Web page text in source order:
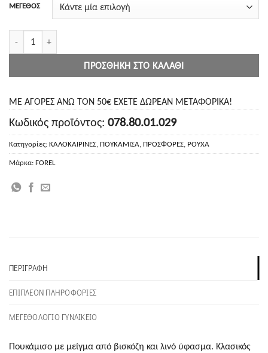
ΜΕΓΕΘΟΣ
ΠΡΟΣΘΉΚΗ ΣΤΟ ΚΑΛΆΘΙ
ΜΕ ΑΓΟΡΕΣ ΑΝΩ ΤΟΝ 50€ ΕΧΕΤΕ ΔΩΡΕΑΝ ΜΕΤΑΦΟΡΙΚΑ!
Κωδικός προϊόντος: 078.80.01.029
Κατηγορίες: ΚΑΛΟΚΑΙΡΙΝΕΣ, ΠΟΥΚΑΜΙΣΑ, ΠΡΟΣΦΟΡΕΣ, ΡΟΥΧΑ
Μάρκα: FOREL
ΠΕΡΙΓΡΑΦΉ
ΕΠΙΠΛΈΟΝ ΠΛΗΡΟΦΟΡΊΕΣ
ΜΕΓΕΘΟΛΟΓΙΟ ΓΥΝΑΙΚΕΙΟ
Πουκάμισο με μείγμα από βισκόζη και λινό ύφασμα. Κλασικός